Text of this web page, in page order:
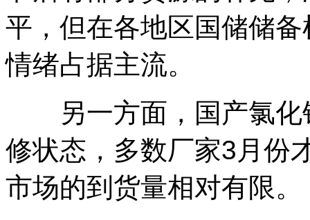
平，但在各地区国储储
情绪占据主流。
另一方面，国产氯化
修状态，多数厂家3月份
市场的到货量相对有限。